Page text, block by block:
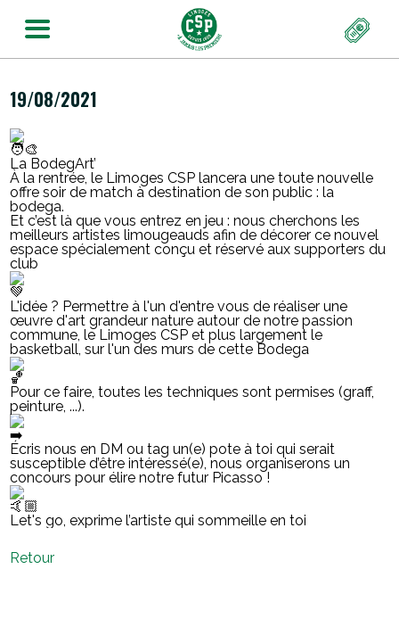
19/08/2021
La BodegArt’
À la rentrée, le Limoges CSP lancera une toute nouvelle
offre soir de match à destination de son public : la
bodega.
Et c’est là que vous entrez en jeu : nous cherchons les
meilleurs artistes limougeauds afin de décorer ce nouvel
espace spécialement conçu et réservé aux supporters du
club
L'idée ? Permettre à l'un d'entre vous de réaliser une
œuvre d'art grandeur nature autour de notre passion
commune, le Limoges CSP et plus largement le
basketball, sur l'un des murs de cette Bodega
Pour ce faire, toutes les techniques sont permises (graff,
peinture, ...).
Écris nous en DM ou tag un(e) pote à toi qui serait
susceptible d’être intéressé(e), nous organiserons un
concours pour élire notre futur Picasso !
Let's go, exprime l’artiste qui sommeille en toi
Retour